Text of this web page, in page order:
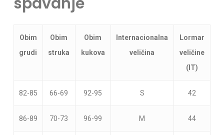
Nema proizvoda u korpi.
Obim
grudi
Obim
struka
Obim
kukova
Internacionalna
veličina
Lormar
veličine
(IT)
82-85 66-69 92-95 S 42
86-89 70-73 96-99 M 44